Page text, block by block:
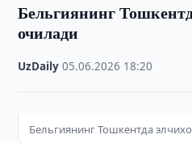
Бельгиянинг
очилади
UzDaily ·05.06.2026 18:20
Бельгиянинг Тошкентда